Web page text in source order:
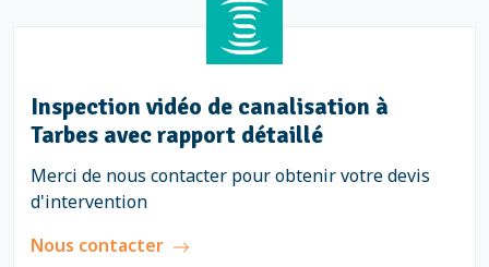
Inspection vidéo de canalisation à
Tarbes avec rapport détaillé
Merci de nous contacter pour obtenir votre devis
d'intervention
Nous contacter